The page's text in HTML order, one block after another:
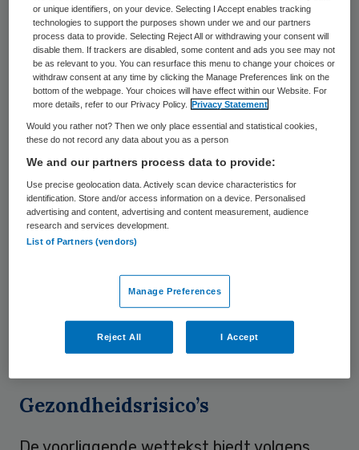
optreden? Biedt de wet voldoende
instrumenten om op te kunnen treden
tegen die risico’s? Dekt de nieuwe
Omgevingswet wel voldoende andere
gezondheidsrisico’s dan bijvoorbeeld lucht,
water en erfgoed af? Hebben bestuurders
wel een algemene afwegingsmogelijkheid
om dergelijke beslissingen te nemen? En
wordt in de nieuwe Omgevingswet recht
gedaan aan het overheidspleiten voor meer
preventie? Een handvol vragen, de nodige
twijfel, wat samen niet leidt tot de handen
op elkaar krijgen voor de nieuwe
Omgevingswet.
Gezondheidsrisico’s
or unique identifiers, on your device. Selecting I Accept enables tracking
technologies to support the purposes shown under we and our partners
process data to provide. Selecting Reject All or withdrawing your consent will
disable them. If trackers are disabled, some content and ads you see may not
be as relevant to you. You can resurface this menu to change your choices or
withdraw consent at any time by clicking the Manage Preferences link on the
bottom of the webpage. Your choices will have effect within our Website. For
more details, refer to our Privacy Policy.
Privacy Statement
Would you rather not? Then we only place essential and statistical cookies,
these do not record any data about you as a person
We and our partners process data to provide:
Use precise geolocation data. Actively scan device characteristics for
identification. Store and/or access information on a device. Personalised
advertising and content, advertising and content measurement, audience
research and services development.
List of Partners (vendors)
Manage Preferences
Reject All I Accept